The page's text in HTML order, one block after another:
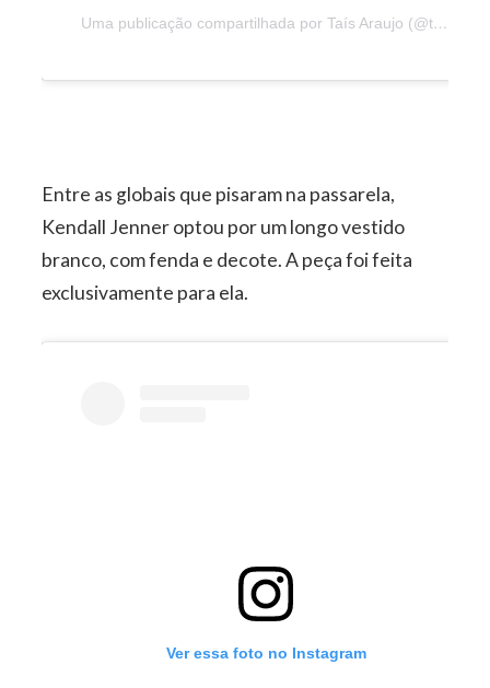
Uma publicação compartilhada por Taís Araujo (@taisdeverdade)
Entre as globais que pisaram na passarela,
Kendall Jenner optou por um longo vestido
branco, com fenda e decote. A peça foi feita
exclusivamente para ela.
Ver essa foto no Instagram